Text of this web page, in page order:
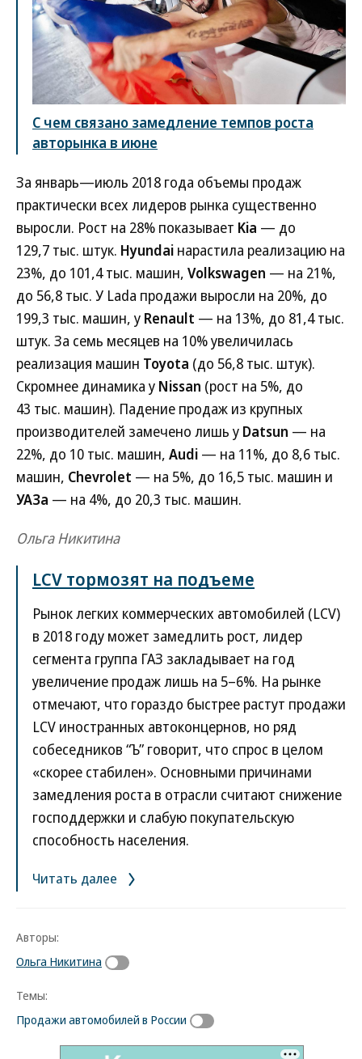
С чем связано замедление темпов роста
авторынка в июне
За январь—июль 2018 года объемы продаж
практически всех лидеров рынка существенно
выросли. Рост на 28% показывает Kia — до
129,7 тыс. штук. Hyundai нарастила реализацию на
23%, до 101,4 тыс. машин, Volkswagen — на 21%,
до 56,8 тыс. У Lada продажи выросли на 20%, до
199,3 тыс. машин, у Renault — на 13%, до 81,4 тыс.
штук. За семь месяцев на 10% увеличилась
реализация машин Toyota (до 56,8 тыс. штук).
Скромнее динамика у Nissan (рост на 5%, до
43 тыс. машин). Падение продаж из крупных
производителей замечено лишь у Datsun — на
22%, до 10 тыс. машин, Audi — на 11%, до 8,6 тыс.
машин, Chevrolet — на 5%, до 16,5 тыс. машин и
УАЗа — на 4%, до 20,3 тыс. машин.
Ольга Никитина
LCV тормозят на подъеме
Рынок легких коммерческих автомобилей (LCV)
в 2018 году может замедлить рост, лидер
сегмента группа ГАЗ закладывает на год
увеличение продаж лишь на 5–6%. На рынке
отмечают, что гораздо быстрее растут продажи
LCV иностранных автоконцернов, но ряд
собеседников “Ъ” говорит, что спрос в целом
«скорее стабилен». Основными причинами
замедления роста в отрасли считают снижение
господдержки и слабую покупательскую
способность населения.
Читать далее
Авторы:
Ольга Никитина
Темы:
Продажи автомобилей в России